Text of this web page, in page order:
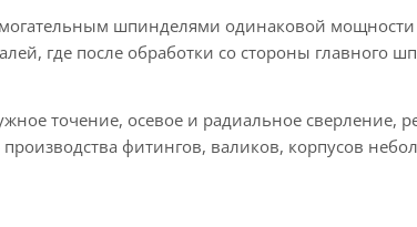
шпинделями одинаковой мощности
где после обработки со стороны главного
точение, осевое и радиальное сверление,
фитингов, валиков, корпусов